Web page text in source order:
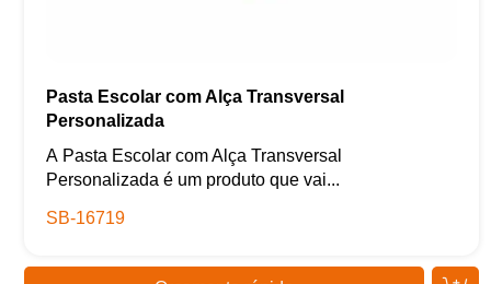
Pasta Escolar com Alça Transversal
Personalizada
A Pasta Escolar com Alça Transversal
Personalizada é um produto que vai...
SB-16719